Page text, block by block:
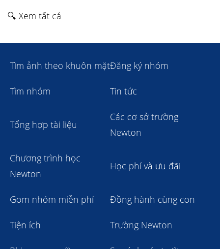
🔍 Xem tất cả
Tìm ảnh theo khuôn mặtĐăng ký nhóm
Tìm nhóm Tin tức
Tổng hợp tài liệu
Các cơ sở trường
Newton
Chương trình học
Newton
Học phí và ưu đãi
Gom nhóm miễn phí Đồng hành cùng con
Tiện ích Trường Newton